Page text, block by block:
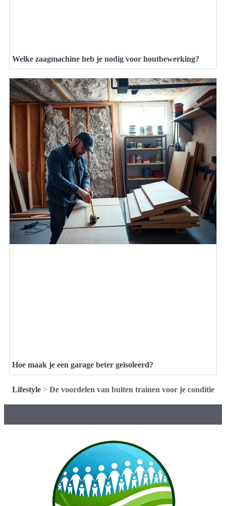
Welke zaagmachine heb je nodig voor houtbewerking?
Hoe maak je een garage beter geïsoleerd?
Lifestyle> De voordelen van buiten trainen voor je conditie